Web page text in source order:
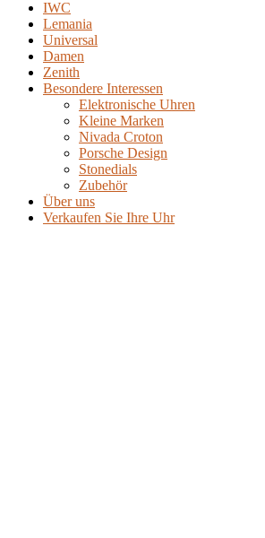
IWC
Lemania
Universal
Damen
Zenith
Besondere Interessen
Elektronische Uhren
Kleine Marken
Nivada Croton
Porsche Design
Stonedials
Zubehör
Über uns
Verkaufen Sie Ihre Uhr